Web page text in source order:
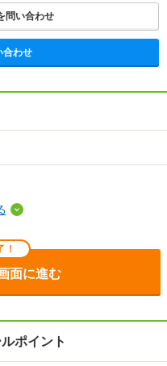
い合わせ
町 1階
したい
合わせ
問い合わせ
合わせ
面に進む
ポイント